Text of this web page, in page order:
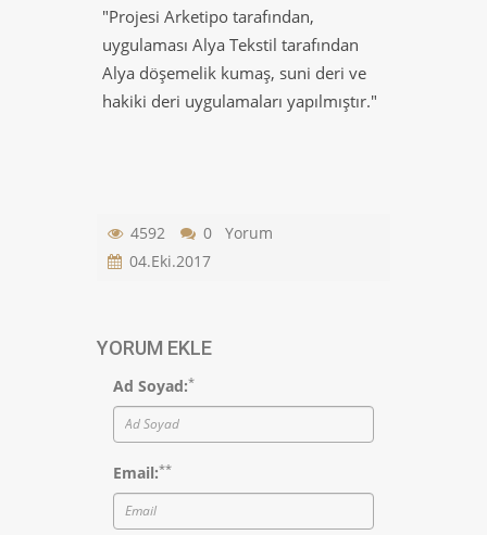
"Projesi Arketipo tarafından,
uygulaması Alya Tekstil tarafından
Alya döşemelik kumaş, suni deri ve
hakiki deri uygulamaları yapılmıştır."
4592
0 Yorum
04.Eki.2017
YORUM EKLE
Ad Soyad:*
Email:**